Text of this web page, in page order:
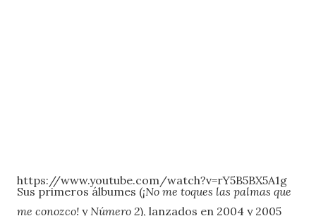
https://www.youtube.com/watch?v=rY5B5BX5A1g
Sus primeros álbumes (¡No me toques las palmas que
me conozco! yNúmero 2), lanzados en 2004 y 2005